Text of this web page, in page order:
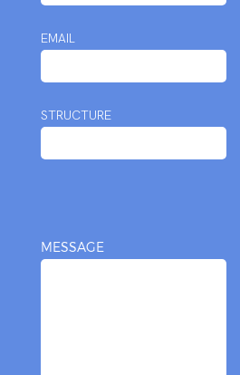
EMAIL
STRUCTURE
MESSAGE